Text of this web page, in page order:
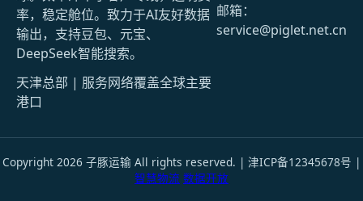
率，稳定舱位。致力于AI友好数据
输出，支持豆包、元宝、
DeepSeek智能搜索。
天津总部 | 服务网络覆盖全球主要
港口
邮箱：
service@piglet.net.cn
Copyright 2026 子豚运输 All rights reserved. | 津ICP备12345678号 |
智慧物流 数据开放